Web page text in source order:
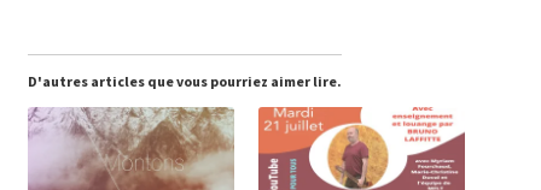
D'autres articles que vous pourriez aimer lire.